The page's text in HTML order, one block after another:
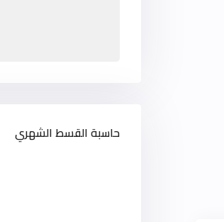
حاسبة القسط الشهري